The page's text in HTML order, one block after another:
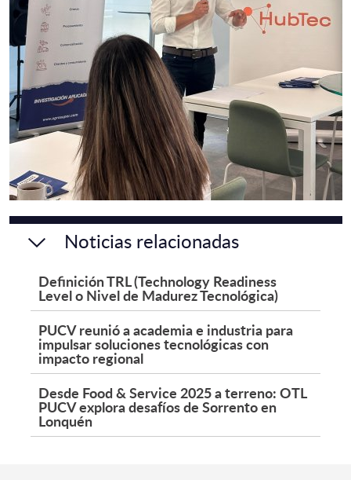
Noticias relacionadas
Definición TRL (Technology Readiness
Level o Nivel de Madurez Tecnológica)
PUCV reunió a academia e industria para
impulsar soluciones tecnológicas con
impacto regional
Desde Food & Service 2025 a terreno: OTL
PUCV explora desafíos de Sorrento en
Lonquén